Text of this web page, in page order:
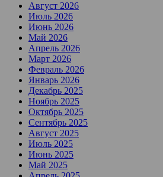
Август 2026
Июль 2026
Июнь 2026
Май 2026
Апрель 2026
Март 2026
Февраль 2026
Январь 2026
Декабрь 2025
Ноябрь 2025
Октябрь 2025
Сентябрь 2025
Август 2025
Июль 2025
Июнь 2025
Май 2025